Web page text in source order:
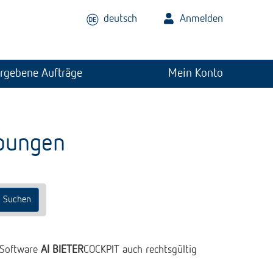
deutsch Anmelden
Aufträge Mein Konto
Suchen
Software AI BIETERCOCKPIT auch rechtsgültig